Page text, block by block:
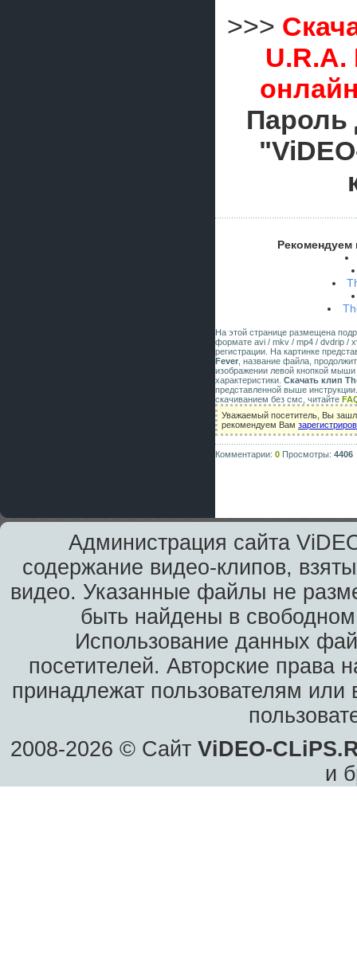
>>>
U.R.A.
Пароль
Рекомендуем
На этой странице размещена
формате avi / mkv / mp4 / dvdrip /
регистрации. На картинке
Fever , название файла,
изображении левой кнопкой
характеристики. Скачать клип
представленной выше
скачиванием без смс, читайте
Уважаемый посетитель, Вы
рекомендуем Вам
Комментарии: 0 Просмотры: 4406
Администрация сайта
содержание видео-клипов,
видео. Указанные файлы не
быть найдены в
Использование данных
посетителей. Авторские права
принадлежат пользователям или
2008-2026 © Сайт ViDEO-
и